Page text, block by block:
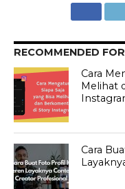
RECOMMENDED
Cara
Melihat
Cara